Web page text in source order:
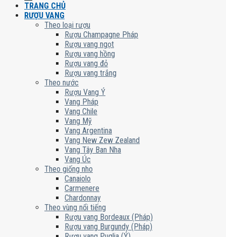
TRANG CHỦ
RƯỢU VANG
Theo loại rượu
Rượu Champagne Pháp
Rượu vang ngọt
Rượu vang hồng
Rượu vang đỏ
Rượu vang trắng
Theo nước
Rượu Vang Ý
Vang Pháp
Vang Chile
Vang Mỹ
Vang Argentina
Vang New Zew Zealand
Vang Tây Ban Nha
Vang Úc
Theo giống nho
Canaiolo
Carmenere
Chardonnay
Theo vùng nổi tiếng
Rượu vang Bordeaux (Pháp)
Rượu vang Burgundy (Pháp)